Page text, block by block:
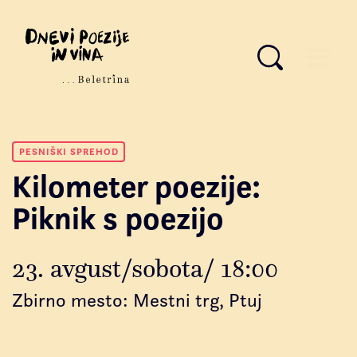
PESNIŠKI SPREHOD
Kilometer poezije:
Piknik s poezijo
23. avgust/sobota/ 18:00
Zbirno mesto: Mestni trg, Ptuj